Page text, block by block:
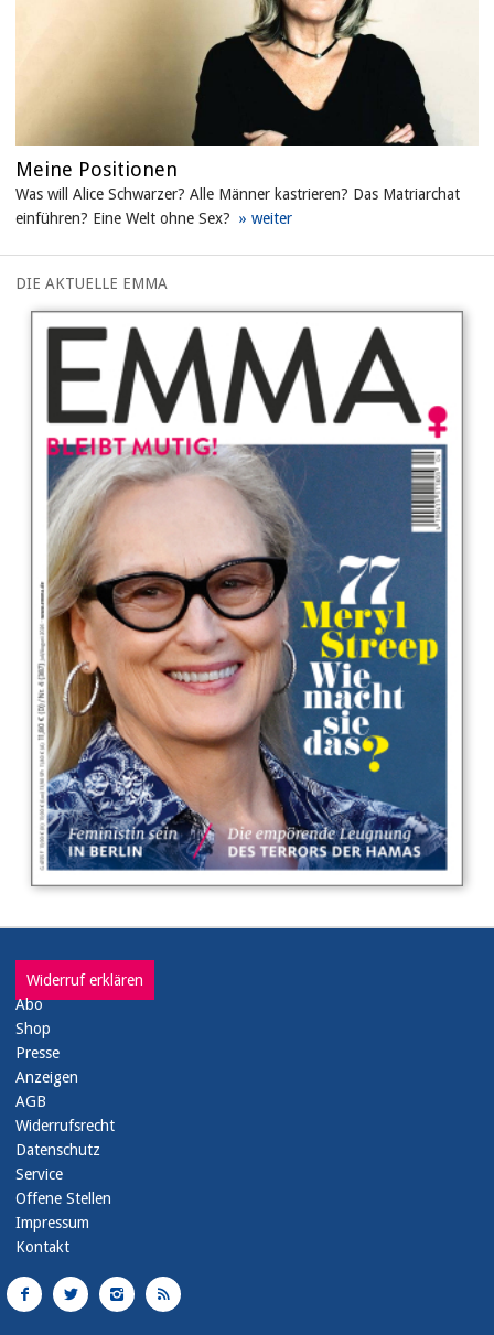
Meine Positionen
Was will Alice Schwarzer? Alle Männer kastrieren? Das Matriarchat
einführen? Eine Welt ohne Sex?
DIE AKTUELLE EMMA
Widerruf erklären
Abo
Shop
Presse
Anzeigen
AGB
Widerrufsrecht
Datenschutz
Service
Offene Stellen
Impressum
Kontakt